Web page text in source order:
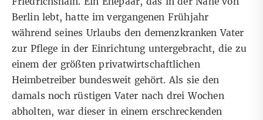
Berlin lebt, hatte im vergangenen Frühjahr
während seines Urlaubs den demenzkranken Vater
zur Pflege in der Einrichtung untergebracht, die zu
einem der größten privatwirtschaftlichen
Heimbetreiber bundesweit gehört. Als sie den
damals noch rüstigen Vater nach drei Wochen
abholten, war dieser in einem erschreckenden